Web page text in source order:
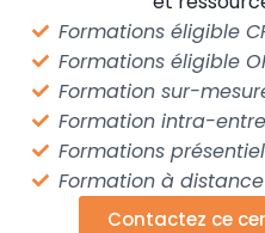
Formations éligible
Formations éligible
Formation sur-
Formation intra-
Formations
Formation à distance
Contactez ce